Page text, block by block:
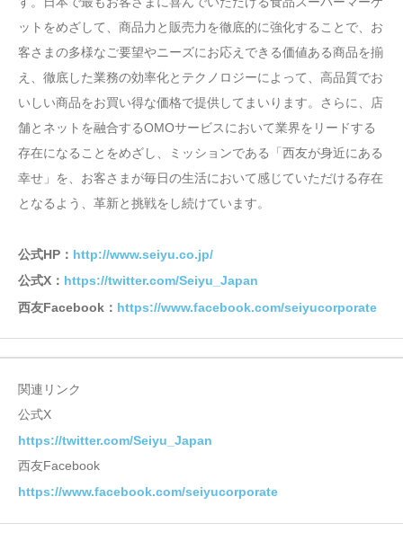
ットをめざして、商品力と販売力を徹底的に強化することで、お
客さまの多様なご要望やニーズにお応えできる価値ある商品を揃
え、徹底した業務の効率化とテクノロジーによって、高品質でお
いしい商品をお買い得な価格で提供してまいります。さらに、店
舗とネットを融合するOMOサービスにおいて業界をリードする
存在になることをめざし、ミッションである「西友が身近にある
幸せ」を、お客さまが毎日の生活において感じていただける存在
となるよう、革新と挑戦をし続けています。
公式HP： http://www.seiyu.co.jp/
公式X： https://twitter.com/Seiyu_Japan
西友Facebook： https://www.facebook.com/seiyucorporate
関連リンク
公式X
https://twitter.com/Seiyu_Japan
西友Facebook
https://www.facebook.com/seiyucorporate